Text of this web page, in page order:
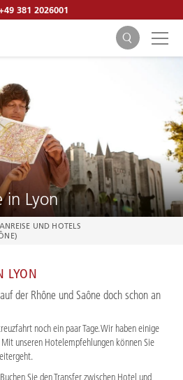
381 2026001
SUCHEN
in Lyon
ANREISE UND HOTELS
LYON
der Rhône und Saône doch schon an
noch ein paar Tage. Wir haben einige
unseren Hotelempfehlungen können Sie
Buchen Sie den Transfer zwischen Hotel und